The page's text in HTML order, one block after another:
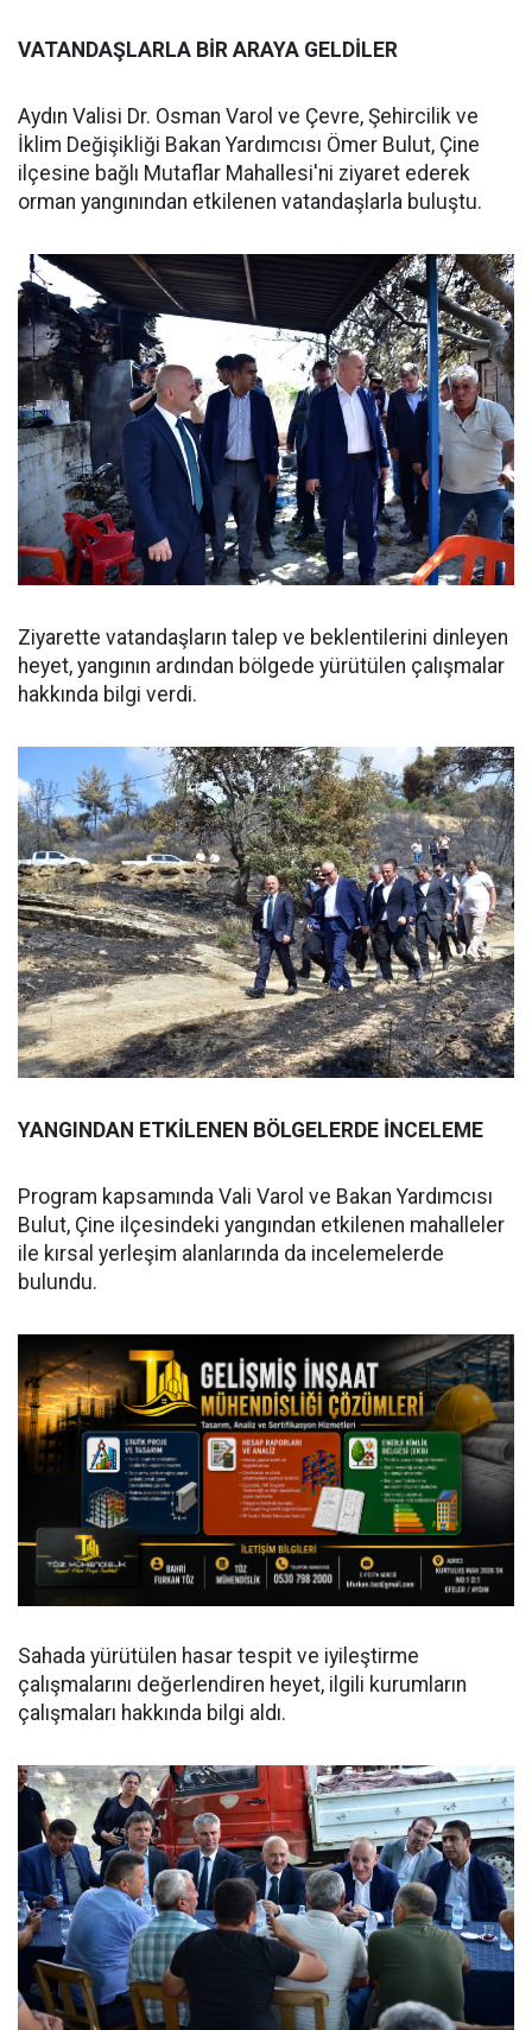
VATANDAŞLARLA BİR ARAYA GELDİLER
Aydın Valisi Dr. Osman Varol ve Çevre, Şehircilik ve
İklim Değişikliği Bakan Yardımcısı Ömer Bulut, Çine
ilçesine bağlı Mutaflar Mahallesi'ni ziyaret ederek
orman yangınından etkilenen vatandaşlarla buluştu.
Ziyarette vatandaşların talep ve beklentilerini dinleyen
heyet, yangının ardından bölgede yürütülen çalışmalar
hakkında bilgi verdi.
YANGINDAN ETKİLENEN BÖLGELERDE İNCELEME
Program kapsamında Vali Varol ve Bakan Yardımcısı
Bulut, Çine ilçesindeki yangından etkilenen mahalleler
ile kırsal yerleşim alanlarında da incelemelerde
bulundu.
Sahada yürütülen hasar tespit ve iyileştirme
çalışmalarını değerlendiren heyet, ilgili kurumların
çalışmaları hakkında bilgi aldı.